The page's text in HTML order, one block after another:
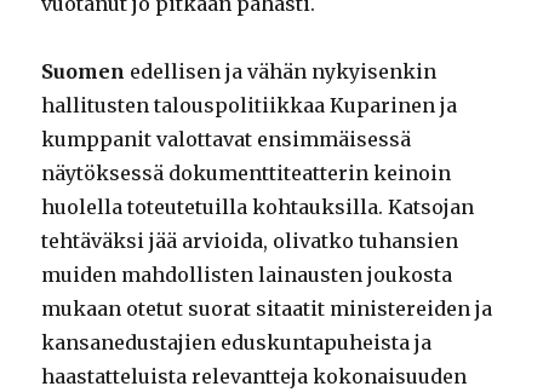
Suomen edellisen ja vähän nykyisenkin
hallitusten talouspolitiikkaa Kuparinen ja
kumppanit valottavat ensimmäisessä
näytöksessä dokumenttiteatterin keinoin
huolella toteutetuilla kohtauksilla. Katsojan
tehtäväksi jää arvioida, olivatko tuhansien
muiden mahdollisten lainausten joukosta
mukaan otetut suorat sitaatit ministereiden ja
kansanedustajien eduskuntapuheista ja
haastatteluista relevantteja kokonaisuuden